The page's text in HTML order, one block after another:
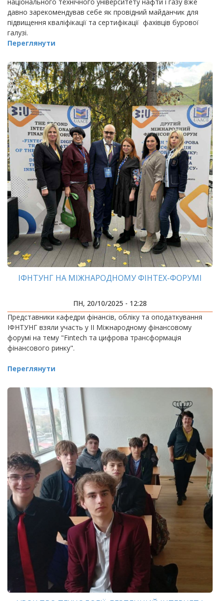
давно зарекомендував себе як провідний майданчик для
підвищення кваліфікації та сертифікації фахівців бурової
галузі.
Переглянути
ІФНТУНГ НА МІЖНАРОДНОМУ ФІНТЕХ-ФОРУМІ
ПН, 20/10/2025 - 12:28
Представники кафедри фінансів, обліку та оподаткування
ІФНТУНГ взяли участь у II Міжнародному фінансовому
форумі на тему "Fintech та цифрова трансформація
фінансового ринку".
Переглянути